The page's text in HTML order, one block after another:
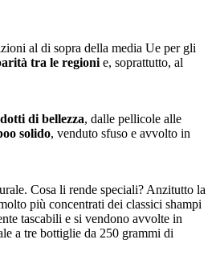
al di sopra della media Ue per gli
tra le regioni e, soprattutto, al
di bellezza, dalle pellicole alle
solido, venduto sfuso e avvolto in
Cosa li rende speciali? Anzitutto la
più concentrati dei classici shampi
tascabili e si vendono avvolte in
a tre bottiglie da 250 grammi di